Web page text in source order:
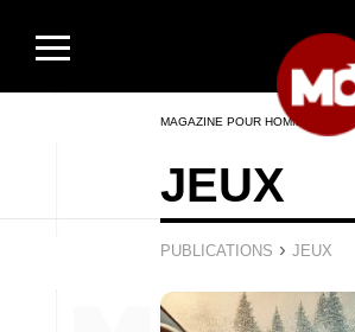
MAGAZINE POUR HOMMES EN
JEUX
PUBLICATIONS › JEUX